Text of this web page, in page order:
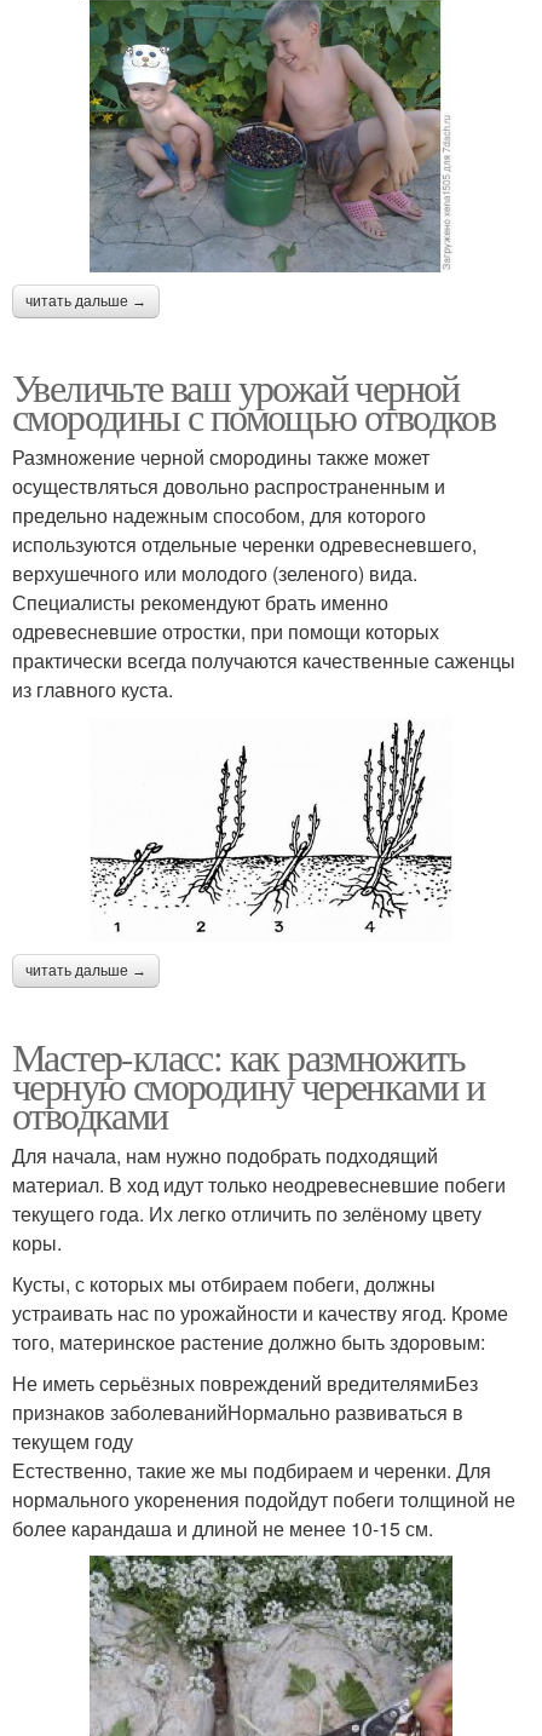
читать дальше →
Увеличьте ваш урожай черной
смородины с помощью отводков
Размножение черной смородины также может
осуществляться довольно распространенным и
предельно надежным способом, для которого
используются отдельные черенки одревесневшего,
верхушечного или молодого (зеленого) вида.
Специалисты рекомендуют брать именно
одревесневшие отростки, при помощи которых
практически всегда получаются качественные саженцы
из главного куста.
читать дальше →
Мастер-класс: как размножить
черную смородину черенками и
отводками
Для начала, нам нужно подобрать подходящий
материал. В ход идут только неодревесневшие побеги
текущего года. Их легко отличить по зелёному цвету
коры.
Кусты, с которых мы отбираем побеги, должны
устраивать нас по урожайности и качеству ягод. Кроме
того, материнское растение должно быть здоровым:
Не иметь серьёзных повреждений вредителямиБез
признаков заболеванийНормально развиваться в
текущем году
Естественно, такие же мы подбираем и черенки. Для
нормального укоренения подойдут побеги толщиной не
более карандаша и длиной не менее 10-15 см.